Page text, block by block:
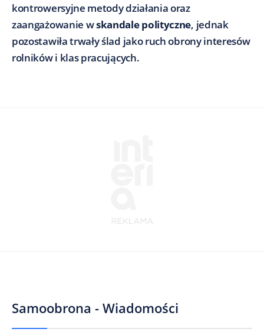
kontrowersyjne metody działania oraz
zaangażowanie wskandale polityczne, jednak
pozostawiła trwały ślad jako ruch obrony interesów
rolników i klas pracujących.
Samoobrona - Wiadomości